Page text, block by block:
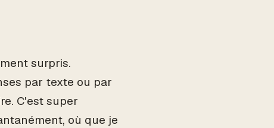
surpris.
par texte ou par
C'est super
où que je